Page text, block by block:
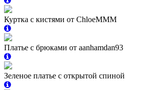
Куртка с кистями от ChloeMMM
Платье с брюками от aanhamdan93
Зеленое платье с открытой спиной